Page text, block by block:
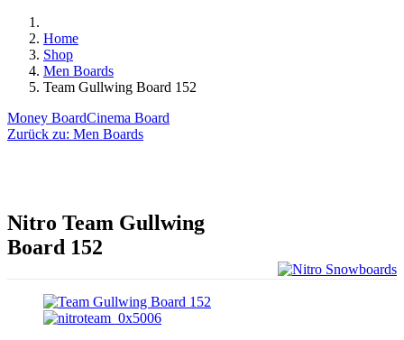
Home
Shop
Men Boards
Team Gullwing Board 152
Money BoardCinema Board
Zurück zu: Men Boards
Nitro Team Gullwing
Board 152